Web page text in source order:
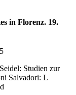
in Florenz. 19.
Studien zur
Salvadori: L